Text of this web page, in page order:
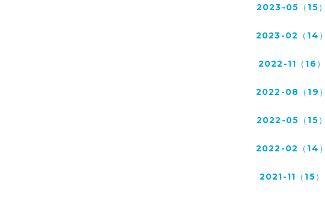
2023-05（15）
2023-02（14）
2022-11（16）
2022-08（19）
2022-05（15）
2022-02（14）
2021-11（15）